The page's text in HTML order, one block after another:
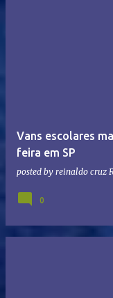
Vans escolares
feira em SP
posted by reinaldo cruz
0